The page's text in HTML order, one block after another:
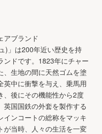
アブランド
)」は200年近い歴史を持
ンドです。1823年にチャー
、生地の間に天然ゴムを塗
英中に衝撃を与え、乗馬用
、後にその機能性から2度
国国鉄の外套を製作する
インコートの総称をマッキ
が当時、人々の生活を一変